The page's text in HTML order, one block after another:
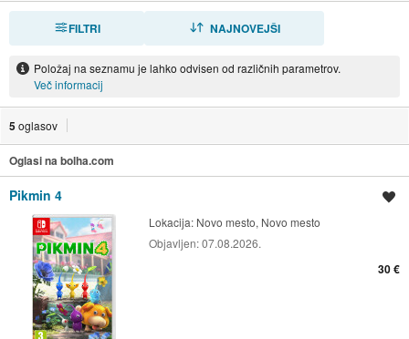
FILTRI NAJNOVEJŠI
Položaj na seznamu je lahko odvisen od različnih parametrov.
Več informacij
5oglasov
Oglasi na bolha.com
Pikmin 4
Lokacija: Novo mesto, Novo mesto
Objavljen:07.08.2026.
30 €